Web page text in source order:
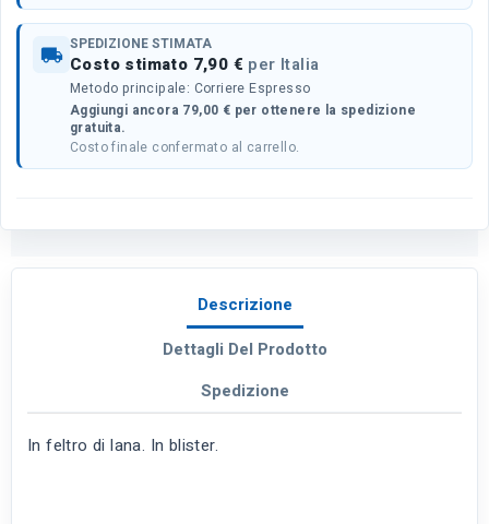
local_shipping SPEDIZIONE STIMATA
Costo stimato 7,90 € per Italia
Metodo principale: Corriere Espresso
Aggiungi ancora 79,00 € per ottenere la spedizione
gratuita.
Costo finale confermato al carrello.
Descrizione
Dettagli Del Prodotto
Spedizione
In feltro di lana. In blister.